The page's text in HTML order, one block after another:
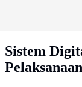
Sistem
Pelaksanaan